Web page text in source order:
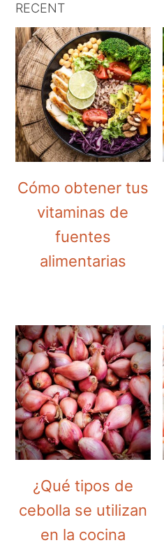
RECENT
Cómo obtener tus
vitaminas de
fuentes
alimentarias
¿Qué tipos de
cebolla se utilizan
en la cocina